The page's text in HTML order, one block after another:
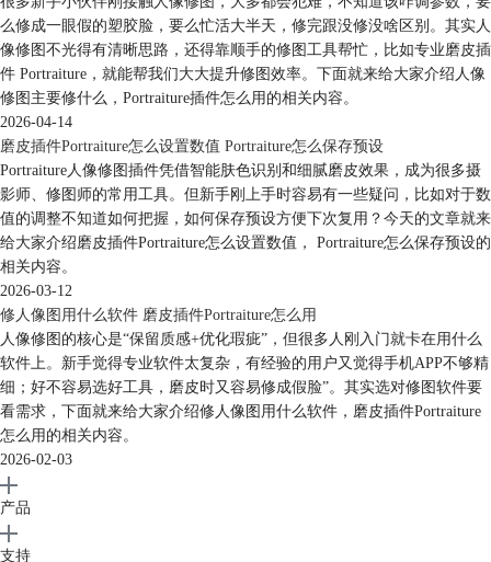
么修成一眼假的塑胶脸，要么忙活大半天，修完跟没修没啥区别。其实人
像修图不光得有清晰思路，还得靠顺手的修图工具帮忙，比如专业磨皮插
件 Portraiture，就能帮我们大大提升修图效率。下面就来给大家介绍人像
修图主要修什么，Portraiture插件怎么用的相关内容。
2026-04-14
磨皮插件Portraiture怎么设置数值 Portraiture怎么保存预设
Portraiture人像修图插件凭借智能肤色识别和细腻磨皮效果，成为很多摄
影师、修图师的常用工具。但新手刚上手时容易有一些疑问，比如对于数
值的调整不知道如何把握，如何保存预设方便下次复用？今天的文章就来
给大家介绍磨皮插件Portraiture怎么设置数值， Portraiture怎么保存预设的
相关内容。
2026-03-12
修人像图用什么软件 磨皮插件Portraiture怎么用
人像修图的核心是“保留质感+优化瑕疵”，但很多人刚入门就卡在用什么
软件上。新手觉得专业软件太复杂，有经验的用户又觉得手机APP不够精
细；好不容易选好工具，磨皮时又容易修成假脸”。其实选对修图软件要
看需求，下面就来给大家介绍修人像图用什么软件，磨皮插件Portraiture
怎么用的相关内容。
2026-02-03
产品
支持